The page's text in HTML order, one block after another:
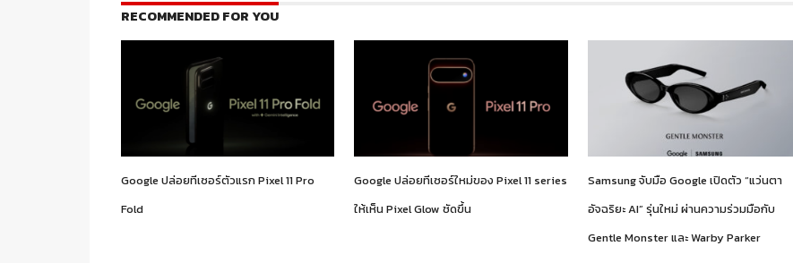
RECOMMENDED FOR YOU
Google ปล่อยทีเซอร์ตัวแรก Pixel 11 Pro
Fold
Google ปล่อยทีเซอร์ใหม่ของ Pixel 11 series
ให้เห็น Pixel Glow ชัดขึ้น
Samsung จับมือ Google เปิดตัว “แว่นตา
อัจฉริยะ AI” รุ่นใหม่ ผ่านความร่วมมือกับ
Gentle Monster และ Warby Parker